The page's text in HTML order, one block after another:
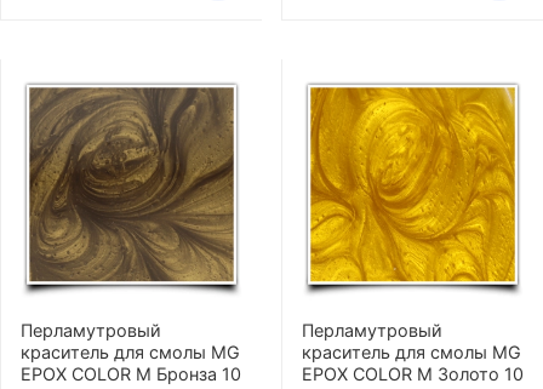
Перламутровый
краситель для смолы MG
EPOX COLOR M Бронза 10
Перламутровый
краситель для смолы MG
EPOX COLOR M Золото 10